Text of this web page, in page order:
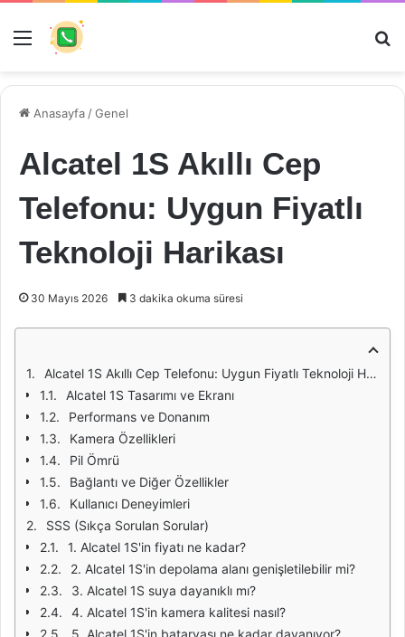
Menü
Anasayfa /Genel
Alcatel 1S Akıllı Cep
Telefonu: Uygun Fiyatlı
Teknoloji Harikası
30 Mayıs 2026 3 dakika okuma süresi
Alcatel 1S Akıllı Cep Telefonu: Uygun Fiyatlı Teknoloji Harikası
Alcatel 1S Tasarımı ve Ekranı
Performans ve Donanım
Kamera Özellikleri
Pil Ömrü
Bağlantı ve Diğer Özellikler
Kullanıcı Deneyimleri
SSS (Sıkça Sorulan Sorular)
1. Alcatel 1S'in fiyatı ne kadar?
2. Alcatel 1S'in depolama alanı genişletilebilir mi?
3. Alcatel 1S suya dayanıklı mı?
4. Alcatel 1S'in kamera kalitesi nasıl?
5. Alcatel 1S'in bataryası ne kadar dayanıyor?